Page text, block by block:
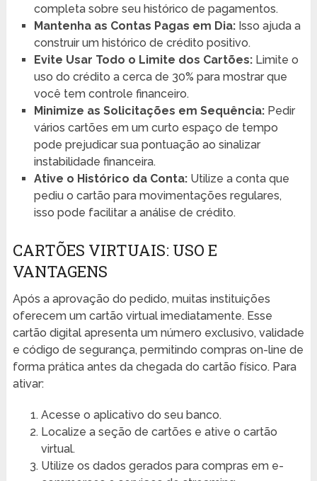
completa sobre seu histórico de pagamentos.
Mantenha as Contas Pagas em Dia:Isso ajuda a
construir um histórico de crédito positivo.
Evite Usar Todo o Limite dos Cartões:Limite o
uso do crédito a cerca de 30% para mostrar que
você tem controle financeiro.
Minimize as Solicitações em Sequência:Pedir
vários cartões em um curto espaço de tempo
pode prejudicar sua pontuação ao sinalizar
instabilidade financeira.
Ative o Histórico da Conta:Utilize a conta que
pediu o cartão para movimentações regulares,
isso pode facilitar a análise de crédito.
CARTÕES VIRTUAIS: USO E
VANTAGENS
Após a aprovação do pedido, muitas instituições
oferecem um cartão virtual imediatamente. Esse
cartão digital apresenta um número exclusivo, validade
e código de segurança, permitindo compras on-line de
forma prática antes da chegada do cartão físico. Para
ativar:
Acesse o aplicativo do seu banco.
Localize a seção de cartões e ative o cartão
virtual.
Utilize os dados gerados para compras em e-